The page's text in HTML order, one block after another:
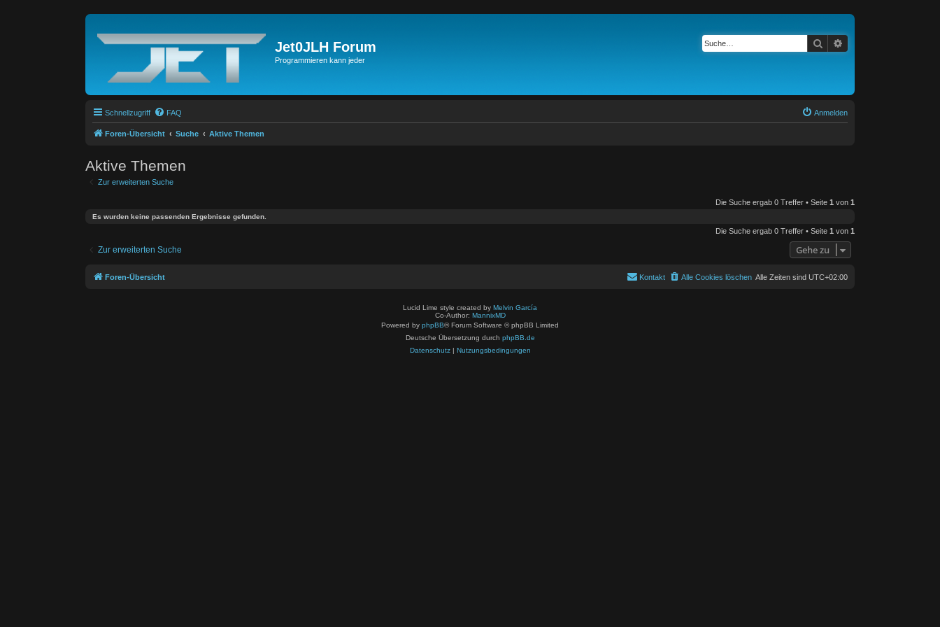
Jet0JLH Forum
Programmieren kann jeder
Suche
Schnellzugriff FAQ Anmelden
Foren-Übersicht Suche Aktive Themen
Aktive Themen
Zur erweiterten Suche
Die Suche ergab 0 Treffer • Seite 1 von 1
Es wurden keine passenden Ergebnisse gefunden.
Die Suche ergab 0 Treffer • Seite 1 von 1
Zur erweiterten Suche Gehe zu
Foren-Übersicht Alle Zeiten sind UTC+02:00
Alle Cookies löschen
Kontakt
Lucid Lime style created by Melvin García
Co-Author: MannixMD
Powered by phpBB® Forum Software © phpBB Limited
Deutsche Übersetzung durch phpBB.de
Datenschutz| Nutzungsbedingungen